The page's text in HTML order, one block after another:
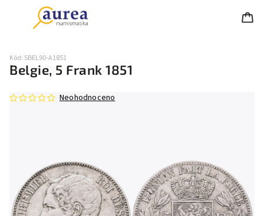
Belgie, 5 Frank 1851
Kód: SBEL90-A1851
Neohodnoceno